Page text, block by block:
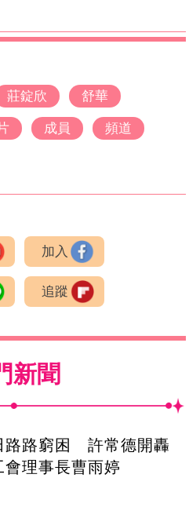
莊錠欣 舒華
成員 頻道
加入
追蹤
新聞
路路窮困 許常德開轟
會理事長曹雨婷